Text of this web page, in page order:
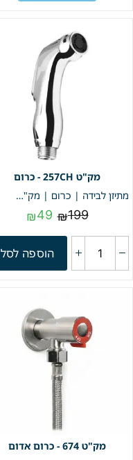
257CH - כרום
מתיזן לבידה | כרום | מק"ט 257CH
₪199
₪49
הוספה לסל
674 - כרום אדום